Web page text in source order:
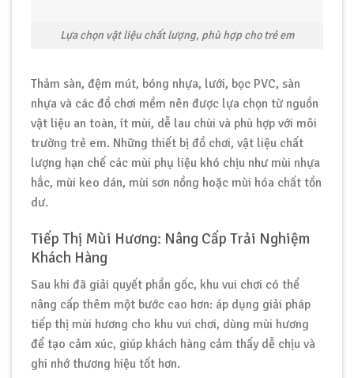
Lựa chọn vật liệu chất lượng, phù hợp cho trẻ em
Thảm sàn, đệm mút, bóng nhựa, lưới, bọc PVC, sàn
nhựa và các đồ chơi mềm nên được lựa chọn từ nguồn
vật liệu an toàn, ít mùi, dễ lau chùi và phù hợp với môi
trường trẻ em. Những thiết bị đồ chơi, vật liệu chất
lượng hạn chế các mùi phụ liệu khó chịu như mùi nhựa
hắc, mùi keo dán, mùi sơn nồng hoặc mùi hóa chất tồn
dư.
Tiếp Thị Mùi Hương: Nâng Cấp Trải Nghiệm
Khách Hàng
Sau khi đã giải quyết phần gốc, khu vui chơi có thể
nâng cấp thêm một bước cao hơn: áp dụng giải pháp
tiếp thị mùi hương cho khu vui chơi, dùng mùi hương
để tạo cảm xúc, giúp khách hàng cảm thấy dễ chịu và
ghi nhớ thương hiệu tốt hơn.